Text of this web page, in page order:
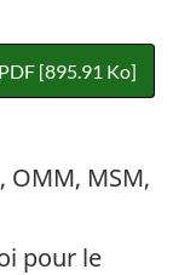
[895.91 Ko]
OMM, MSM,
pour le